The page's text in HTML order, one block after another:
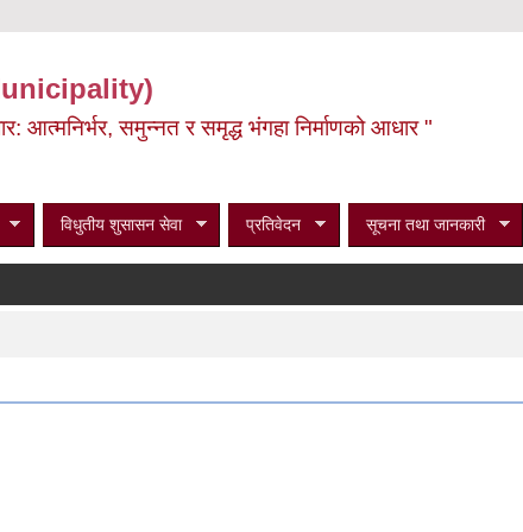
आत्मनिर्भर, समुन्नत र समृद्ध भंगहा निर्माणको आधार "
विधुतीय शुसासन सेवा प्रतिवेदन सूचना तथा जानकारी